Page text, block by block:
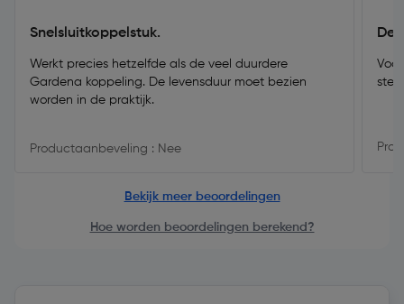
Snelsluitkoppelstuk.
Werkt precies hetzelfde als de veel duurdere
Gardena koppeling. De levensduur moet bezien
worden in de praktijk.
Productaanbeveling : Nee
Bekijk meer beoordelingen
Hoe worden beoordelingen berekend?